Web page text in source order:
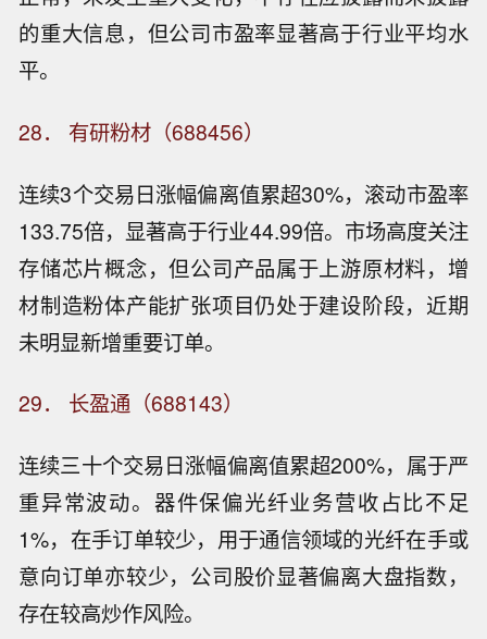
的重大信息，但公司市盈率显著高于行业平均水
平。
28． 有研粉材（688456）
连续3个交易日涨幅偏离值累超30%，滚动市盈率
133.75倍，显著高于行业44.99倍。市场高度关注
存储芯片概念，但公司产品属于上游原材料，增
材制造粉体产能扩张项目仍处于建设阶段，近期
未明显新增重要订单。
29． 长盈通（688143）
连续三十个交易日涨幅偏离值累超200%，属于严
重异常波动。器件保偏光纤业务营收占比不足
1%，在手订单较少，用于通信领域的光纤在手或
意向订单亦较少，公司股价显著偏离大盘指数，
存在较高炒作风险。